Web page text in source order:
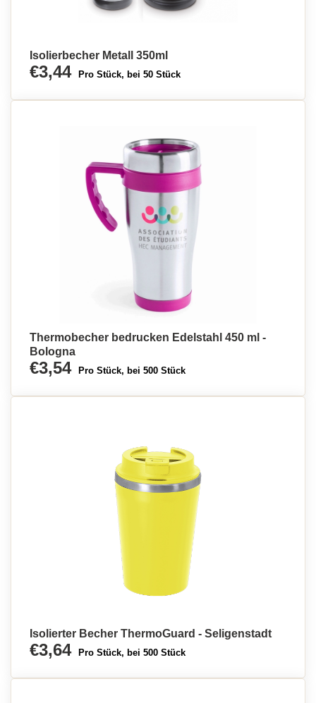
Isolierbecher Metall 350ml
€3,44 Pro Stück, bei 50 Stück
Thermobecher bedrucken Edelstahl 450 ml -
Bologna
€3,54 Pro Stück, bei 500 Stück
Isolierter Becher ThermoGuard - Seligenstadt
€3,64 Pro Stück, bei 500 Stück